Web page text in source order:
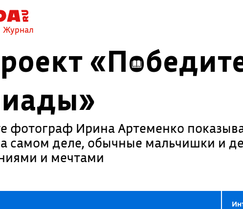
Журнал
фотограф Ирина Артеменко
самом деле, обычные мальчишки и
и мечтами